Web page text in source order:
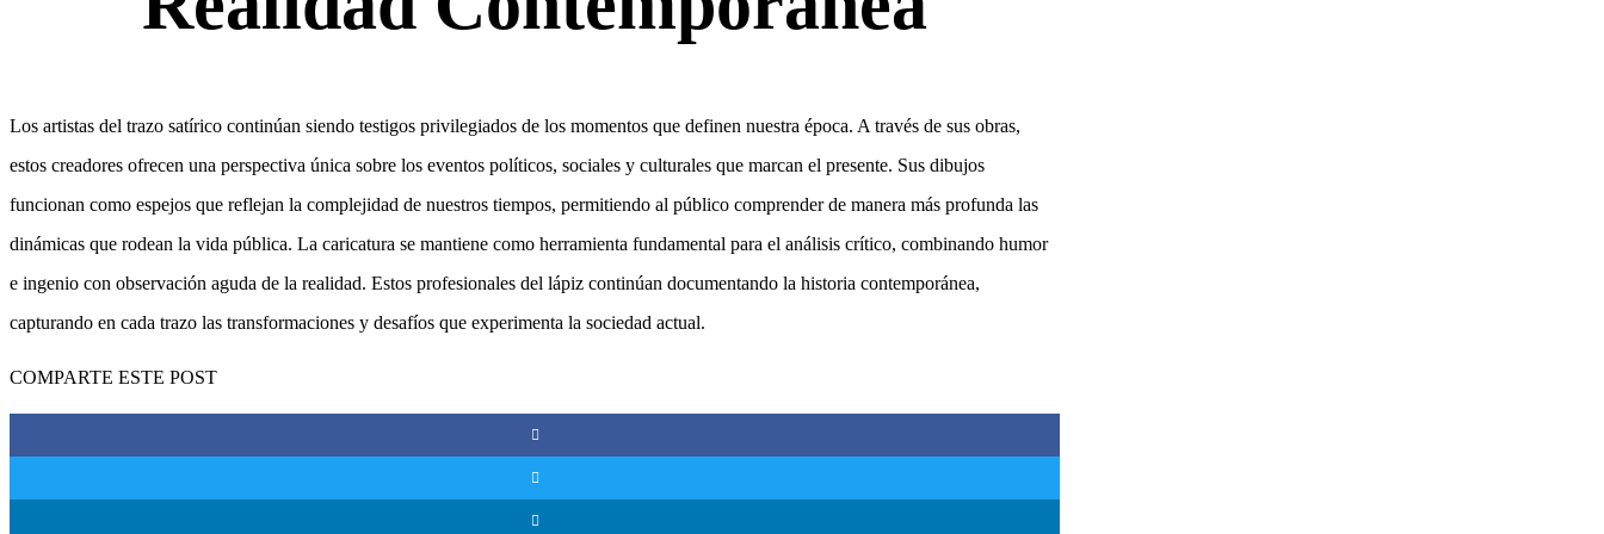
Los artistas del trazo satírico continúan siendo testigos privilegiados de los momentos que definen nuestra época. A través de sus obras,
estos creadores ofrecen una perspectiva única sobre los eventos políticos, sociales y culturales que marcan el presente. Sus dibujos
funcionan como espejos que reflejan la complejidad de nuestros tiempos, permitiendo al público comprender de manera más profunda las
dinámicas que rodean la vida pública. La caricatura se mantiene como herramienta fundamental para el análisis crítico, combinando humor
e ingenio con observación aguda de la realidad. Estos profesionales del lápiz continúan documentando la historia contemporánea,
capturando en cada trazo las transformaciones y desafíos que experimenta la sociedad actual.
COMPARTE ESTE POST